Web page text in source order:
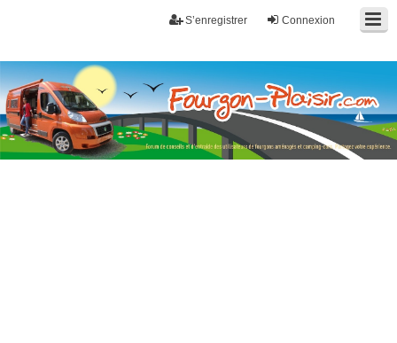
Connexion
S’enregistrer
Fourgon-plaisir.com
Forum de conseils et d'entraide des utilisateurs de fourgons, fourgons
aménagés, vans et de camping-car. Partagez votre expérience.